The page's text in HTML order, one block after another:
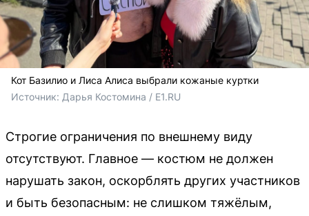
Кот Базилио и Лиса Алиса выбрали кожаные куртки
Источник: Дарья Костомина / E1.RU
Строгие ограничения по внешнему виду
отсутствуют. Главное — костюм не должен
нарушать закон, оскорблять других участников
и быть безопасным: не слишком тяжёлым,